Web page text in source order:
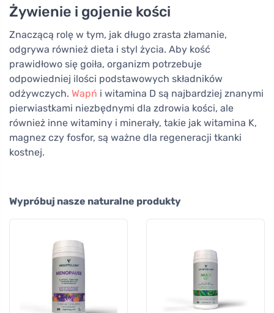
Żywienie i gojenie kości
Znaczącą rolę w tym, jak długo zrasta złamanie,
odgrywa również dieta i styl życia. Aby kość
prawidłowo się goiła, organizm potrzebuje
odpowiedniej ilości podstawowych składników
odżywczych. Wapń i witamina D są najbardziej znanymi
pierwiastkami niezbędnymi dla zdrowia kości, ale
również inne witaminy i minerały, takie jak witamina K,
magnez czy fosfor, są ważne dla regeneracji tkanki
kostnej.
Wypróbuj nasze naturalne produkty